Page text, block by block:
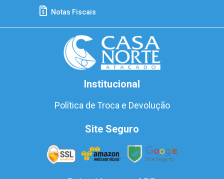
Notas Fiscais
Institucional
Política de Troca e Devolução
Site Seguro